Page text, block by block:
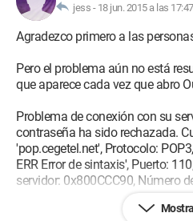
jess - 18 jun. 2015 a las 17:47
Agradezco primero a las
Pero el problema aún no está
que aparece cada vez que abro
Problema de conexión con su
contraseña ha sido rechazada.
'pop.cegetel.net', Protocolo:
ERR Error de sintaxis', Puerto:
servidor: 0x800CCC90, Número
¿Es la contraseña la que